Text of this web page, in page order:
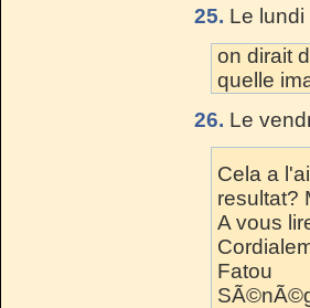
25. Le
on dirait
quelle
26. Le
Cela a
resultat?
A vous
Fatou